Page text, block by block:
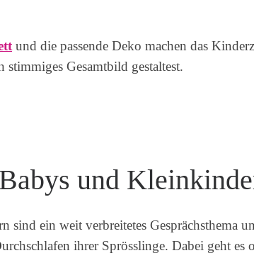
und die passende Deko machen das
stimmiges Gesamtbild gestaltest.
und
ein weit verbreitetes Gesprächsthema
ihrer Sprösslinge. Dabei geht